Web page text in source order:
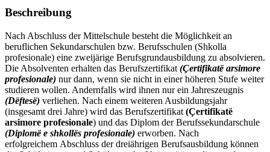
Beschreibung
Nach Abschluss der Mittelschule besteht die Möglichkeit an
beruflichen Sekundarschulen bzw. Berufsschulen (Shkolla
profesionale) eine zweijärige Berufsgrundausbildung zu absolvieren.
Die Absolventen erhalten das Berufszertifikat (Çertifikatë arsimore
profesionale) nur dann, wenn sie nicht in einer höheren Stufe weiter
studieren wollen. Andernfalls wird ihnen nur ein Jahreszeugnis
(Dëftesë) verliehen. Nach einem weiteren Ausbildungsjahr
(insgesamt drei Jahre) wird das Berufszertifikat (Çertifikatë
arsimore profesionale) und das Diplom der Berufssekundarschule
(Diplomë e shkollës profesionale) erworben. Nach
erfolgreichem Abschluss der dreiährigen Berufsausbildung können